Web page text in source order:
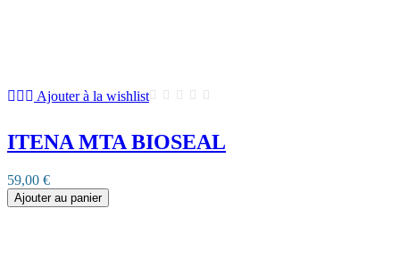
Ajouter à la wishlist
ITENA MTA BIOSEAL
59,00 €
Ajouter au panier